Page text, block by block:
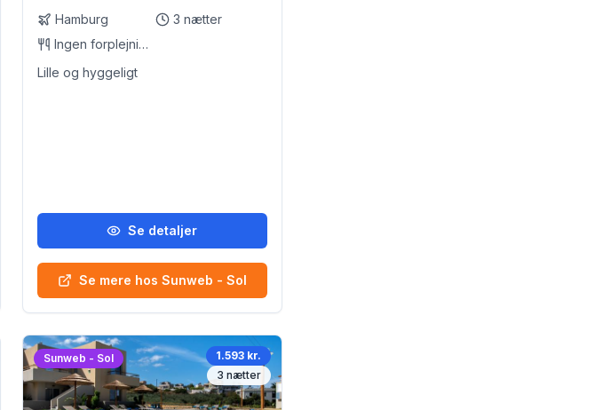
Hamburg 3 nætter
Ingen forplejning
Lille og hyggeligt
Se detaljer
Se mere hos Sunweb - Sol
Sunweb - Sol
1.593 kr.
3 nætter